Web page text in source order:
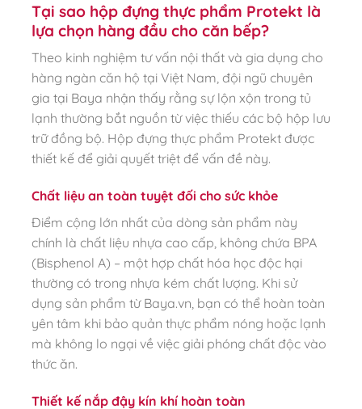
Tại sao hộp đựng thực phẩm Protekt là
lựa chọn hàng đầu cho căn bếp?
Theo kinh nghiệm tư vấn nội thất và gia dụng cho
hàng ngàn căn hộ tại Việt Nam, đội ngũ chuyên
gia tại Baya nhận thấy rằng sự lộn xộn trong tủ
lạnh thường bắt nguồn từ việc thiếu các bộ hộp lưu
trữ đồng bộ. Hộp đựng thực phẩm Protekt được
thiết kế để giải quyết triệt để vấn đề này.
Chất liệu an toàn tuyệt đối cho sức khỏe
Điểm cộng lớn nhất của dòng sản phẩm này
chính là chất liệu nhựa cao cấp, không chứa BPA
(Bisphenol A) – một hợp chất hóa học độc hại
thường có trong nhựa kém chất lượng. Khi sử
dụng sản phẩm từ Baya.vn, bạn có thể hoàn toàn
yên tâm khi bảo quản thực phẩm nóng hoặc lạnh
mà không lo ngại về việc giải phóng chất độc vào
thức ăn.
Thiết kế nắp đậy kín khí hoàn toàn